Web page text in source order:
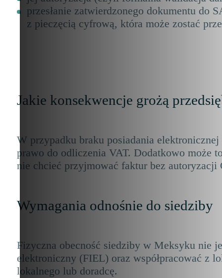
przesłanie zatwierdzonego dokumentu
z pieczęcią cyfrową, która może zostać
Jakie konsekwencje grożą
W przypadku braku posiadania
prawo do odliczenia VAT. Dodatkowo może
nie chcieć przyjmować faktur bez autoryzacji
Wymagania odnośnie do siedziby
Fizyczna obecność siedziby w Meksyku nie
elektroniczny (FIEL) oraz współpracować z
lokalnego lub doradcę.